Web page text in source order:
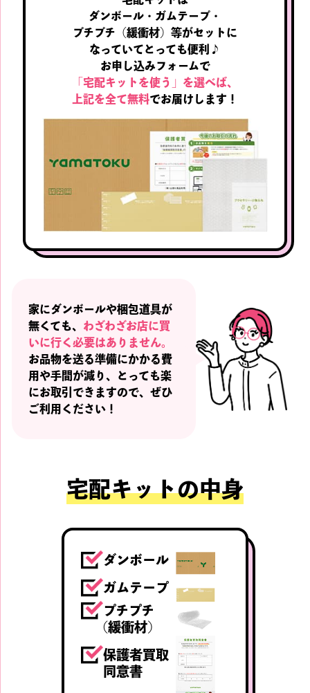
ダンボール・ガムテープ・
プチプチ （緩衝材）等がセットに
なっていてとっても便利♪
お申し込みフォームで
「宅配キットを使う」を選べば、
上記を全て無料でお届けします！
家にダンボールや梱包道具が
無くても、 わざわざお店に買
いに行く必要はありません。
お品物を送る準備にかかる費
用や手間が減り、
とっても楽
にお取引できますので、ぜひ
ご利用ください！
宅配キットの中身
ダンボール
ガムテープ
プチプチ
(緩衝材)
保護者買取
同意書